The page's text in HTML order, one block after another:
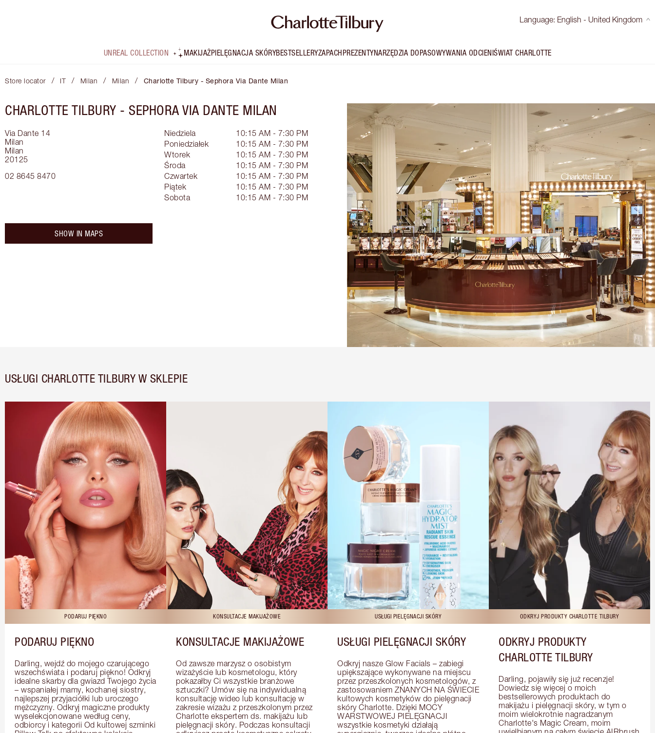
Language: English - United Kingdom
UNREAL COLLECTION MAKIJAŻPIELĘGNACJA SKÓRYBESTSELLERYZAPACHPREZENTYNARZĘDZIA DOPASOWYWANIA ODCIENIŚWIAT CHARLOTTE
Store locator / IT / Milan / Milan / Charlotte Tilbury - Sephora Via Dante Milan
CHARLOTTE TILBURY - SEPHORA VIA DANTE MILAN
Via Dante 14
Milan
Milan
20125
02 8645 8470
Niedziela
10:15 AM - 7:30 PM
Poniedziałek
10:15 AM - 7:30 PM
Wtorek
10:15 AM - 7:30 PM
Środa
10:15 AM - 7:30 PM
Czwartek
10:15 AM - 7:30 PM
Piątek
10:15 AM - 7:30 PM
Sobota
10:15 AM - 7:30 PM
SHOW IN MAPS
USŁUGI CHARLOTTE TILBURY W SKLEPIE
PODARUJ PIĘKNO
PODARUJ PIĘKNO
Darling, wejdź do mojego czarującego
wszechświata i podaruj piękno! Odkryj
idealne skarby dla gwiazd Twojego życia
– wspaniałej mamy, kochanej siostry,
najlepszej przyjaciółki lub uroczego
mężczyzny. Odkryj magiczne produkty
wyselekcjonowane według ceny,
odbiorcy i kategorii Od kultowej szminki
KONSULTACJE MAKIJAŻOWE
KONSULTACJE MAKIJAŻOWE
Od zawsze marzysz o osobistym
wizażyście lub kosmetologu, który
pokazałby Ci wszystkie branżowe
sztuczki? Umów się na indywidualną
konsultację wideo lub konsultację w
zakresie wizażu z przeszkolonym przez
Charlotte ekspertem ds. makijażu lub
pielęgnacji skóry. Podczas konsultacji
USŁUGI PIELĘGNACJI SKÓRY
USŁUGI PIELĘGNACJI SKÓRY
Odkryj nasze Glow Facials – zabiegi
upiększające wykonywane na miejscu
przez przeszkolonych kosmetologów, z
zastosowaniem ZNANYCH NA ŚWIECIE
kultowych kosmetyków do pielęgnacji
skóry Charlotte. Dzięki MOCY
WARSTWOWEJ PIELĘGNACJI
wszystkie kosmetyki działają
ODKRYJ PRODUKTY CHARLOTTE TILBURY
ODKRYJ PRODUKTY
CHARLOTTE TILBURY
Darling, pojawiły się już recenzje!
Dowiedz się więcej o moich
bestsellerowych produktach do
makijażu i pielęgnacji skóry, w tym o
moim wielokrotnie nagradzanym
Charlotte's Magic Cream, moim